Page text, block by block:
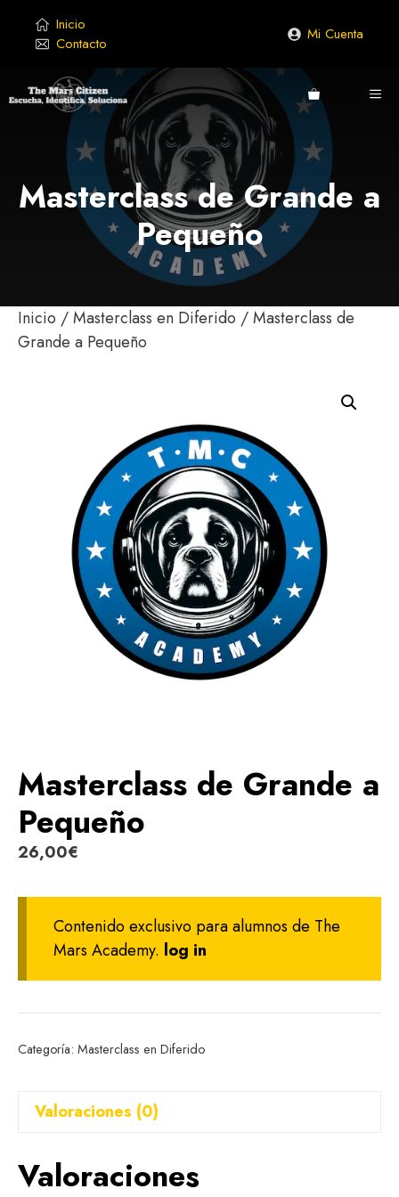
Inicio
Contacto
Mi Cuenta
Masterclass de Grande a
Pequeño
Inicio /Masterclass en Diferido / Masterclass de
Grande a Pequeño
Masterclass de Grande a
Pequeño
26,00€
Contenido exclusivo para alumnos de The
Mars Academy. log in
Categoría: Masterclass en Diferido
Valoraciones (0)
Valoraciones